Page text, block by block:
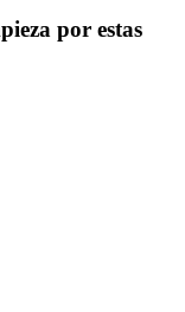
por estas